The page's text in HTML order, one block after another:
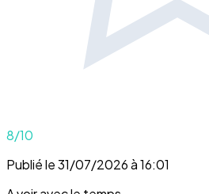
8/10
Publié le 31/07/2026 à 16:01